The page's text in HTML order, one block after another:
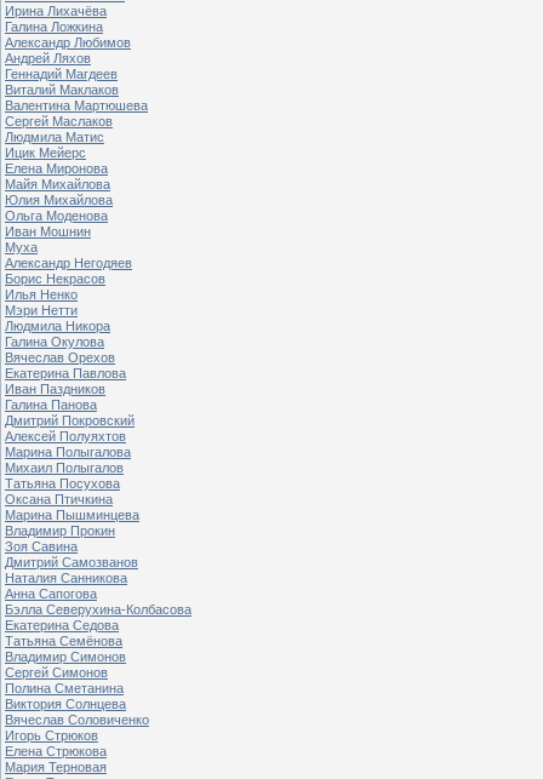
Ирина Лихачёва
Галина Ложкина
Александр Любимов
Андрей Ляхов
Геннадий Магдеев
Виталий Маклаков
Валентина Мартюшева
Сергей Маслаков
Людмила Матис
Ицик Мейерс
Елена Миронова
Майя Михайлова
Юлия Михайлова
Ольга Моденова
Иван Мошнин
Муха
Александр Негодяев
Борис Некрасов
Илья Ненко
Мэри Нетти
Людмила Никора
Галина Окулова
Вячеслав Орехов
Екатерина Павлова
Иван Паздников
Галина Панова
Дмитрий Покровский
Алексей Полуяхтов
Марина Полыгалова
Михаил Полыгалов
Татьяна Посухова
Оксана Птичкина
Марина Пышминцева
Владимир Прокин
Зоя Савина
Дмитрий Самозванов
Наталия Санникова
Анна Сапогова
Бэлла Северухина-Колбасова
Екатерина Седова
Татьяна Семёнова
Владимир Симонов
Сергей Симонов
Полина Сметанина
Виктория Солнцева
Вячеслав Соловиченко
Игорь Стрюков
Елена Стрюкова
Мария Терновая